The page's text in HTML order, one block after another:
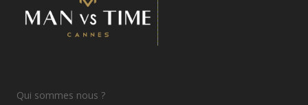
Qui sommes nous ?